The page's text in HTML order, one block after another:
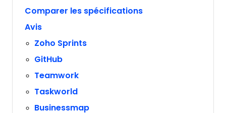
Comparer les spécifications
Avis
Zoho Sprints
GitHub
Teamwork
Taskworld
Businessmap